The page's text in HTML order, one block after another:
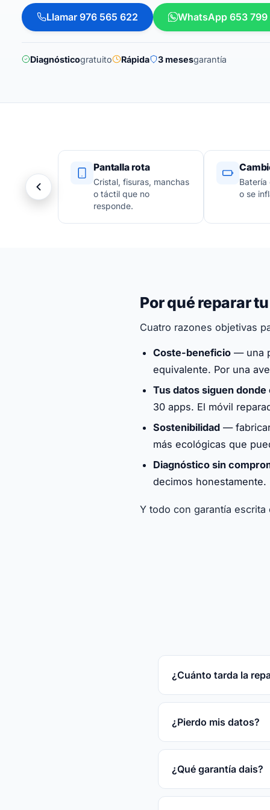
Llamar 976 565 622 WhatsApp 653 799
Diagnósticogratuito Rápida 3 mesesgarantía
Pantalla rota
Cristal, fisuras, manchas
o táctil que no
responde.
Batería
o se
Por qué reparar
Cuatro razones objetivas
Coste-beneficio — una
equivalente. Por una
Tus datos siguen donde
30 apps. El móvil
Sostenibilidad —
más ecológicas que
Diagnóstico sin
decimos
Y todo con garantía
¿Cuánto tarda la
Reparaciones
tras el diagnóstico
¿Pierdo mis datos?
En la mayoría de las
disco.
¿Qué garantía dais?
3 meses por escrito